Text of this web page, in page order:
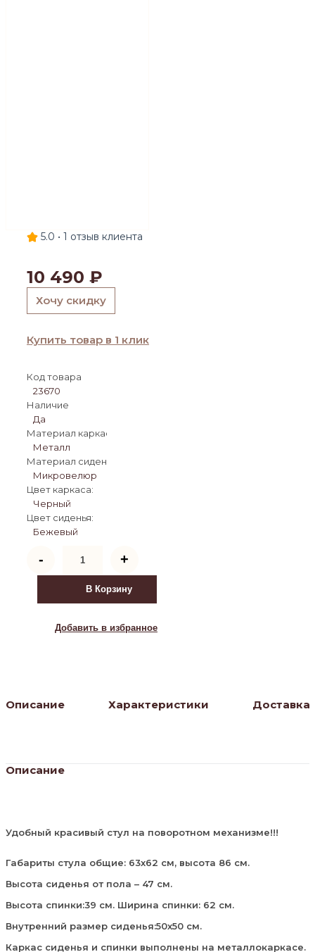
5.0 • 1 отзыв клиента
10 490 ₽
Хочу скидку
Купить товар в 1 клик
Код товара
23670
Наличие
Да
Материал каркаса:
Металл
Материал сиденья:
Микровелюр
Цвет каркаса:
Черный
Цвет сиденья:
Бежевый
-
товара
Стул
DikLine
439
C103
+
В Корзину
Добавить в избранное
Описание Характеристики Доставка
Описание
Удобный красивый стул на поворотном механизме!!!
Габариты стула общие: 63х62 см, высота 86 см.
Высота сиденья от пола – 47 см.
Высота спинки:39 см. Ширина спинки: 62 см.
Внутренний размер сиденья:50х50 см.
Каркас сиденья и спинки выполнены на металлокаркасе.